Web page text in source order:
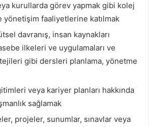
kurullarda görev yapmak gibi kolej
yönetişim faaliyetlerine katılmak
davranış, insan kaynakları
ilkeleri ve uygulamaları ve
gibi dersleri planlama, yönetme
veya kariyer planları hakkında
sağlamak
projeler, sunumlar, sınavlar veya